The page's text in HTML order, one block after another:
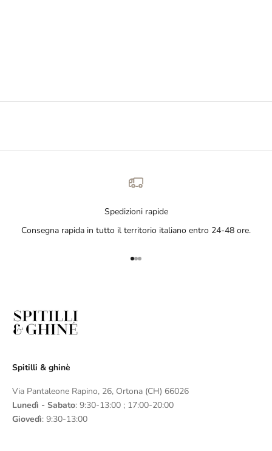
Spedizioni rapide
Consegna rapida in tutto il territorio italiano entro 24-48 ore.
Vai all'articolo 1
Vai all'articolo 2
Vai all'articolo 3
Spitilli & ghinè
Via Pantaleone Rapino, 26, Ortona (CH) 66026
Lunedì - Sabato: 9:30-13:00 ; 17:00-20:00
Giovedì: 9:30-13:00